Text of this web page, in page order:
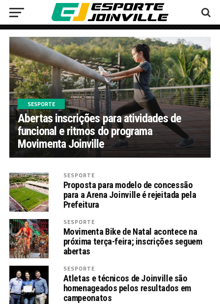
SESPORTE
Abertas inscrições para atividades de
funcional e ritmos do programa
Movimenta Joinville
SESPORTE
Proposta para modelo de concessão
para a Arena Joinville é rejeitada pela
Prefeitura
SESPORTE
Movimenta Bike de Natal acontece na
próxima terça-feira; inscrições seguem
abertas
SESPORTE
Atletas e técnicos de Joinville são
homenageados pelos resultados em
campeonatos